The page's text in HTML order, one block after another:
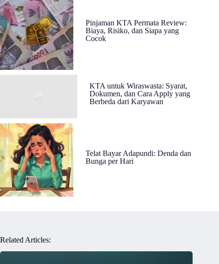
Pinjaman KTA Permata Review:
Biaya, Risiko, dan Siapa yang
Cocok
KTA untuk Wiraswasta: Syarat,
Dokumen, dan Cara Apply yang
Berbeda dari Karyawan
Telat Bayar Adapundi: Denda dan
Bunga per Hari
Related Articles: